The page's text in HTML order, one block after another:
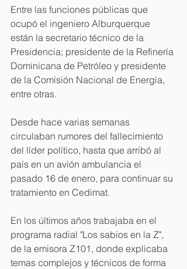
Entre las funciones públicas que
ocupó el ingeniero Alburquerque
están la secretario técnico de la
Presidencia; presidente de la Refinería
Dominicana de Petróleo y presidente
de la Comisión Nacional de Energía,
entre otras.
Desde hace varias semanas
circulaban rumores del fallecimiento
del líder político, hasta que arribó al
país en un avión ambulancia el
pasado 16 de enero, para continuar su
tratamiento en Cedimat.
En los últimos años trabajaba en el
programa radial "Los sabios en la Z",
de la emisora Z101, donde explicaba
temas complejos y técnicos de forma